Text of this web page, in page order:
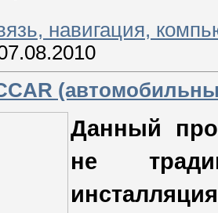
навигация,
Данный
не